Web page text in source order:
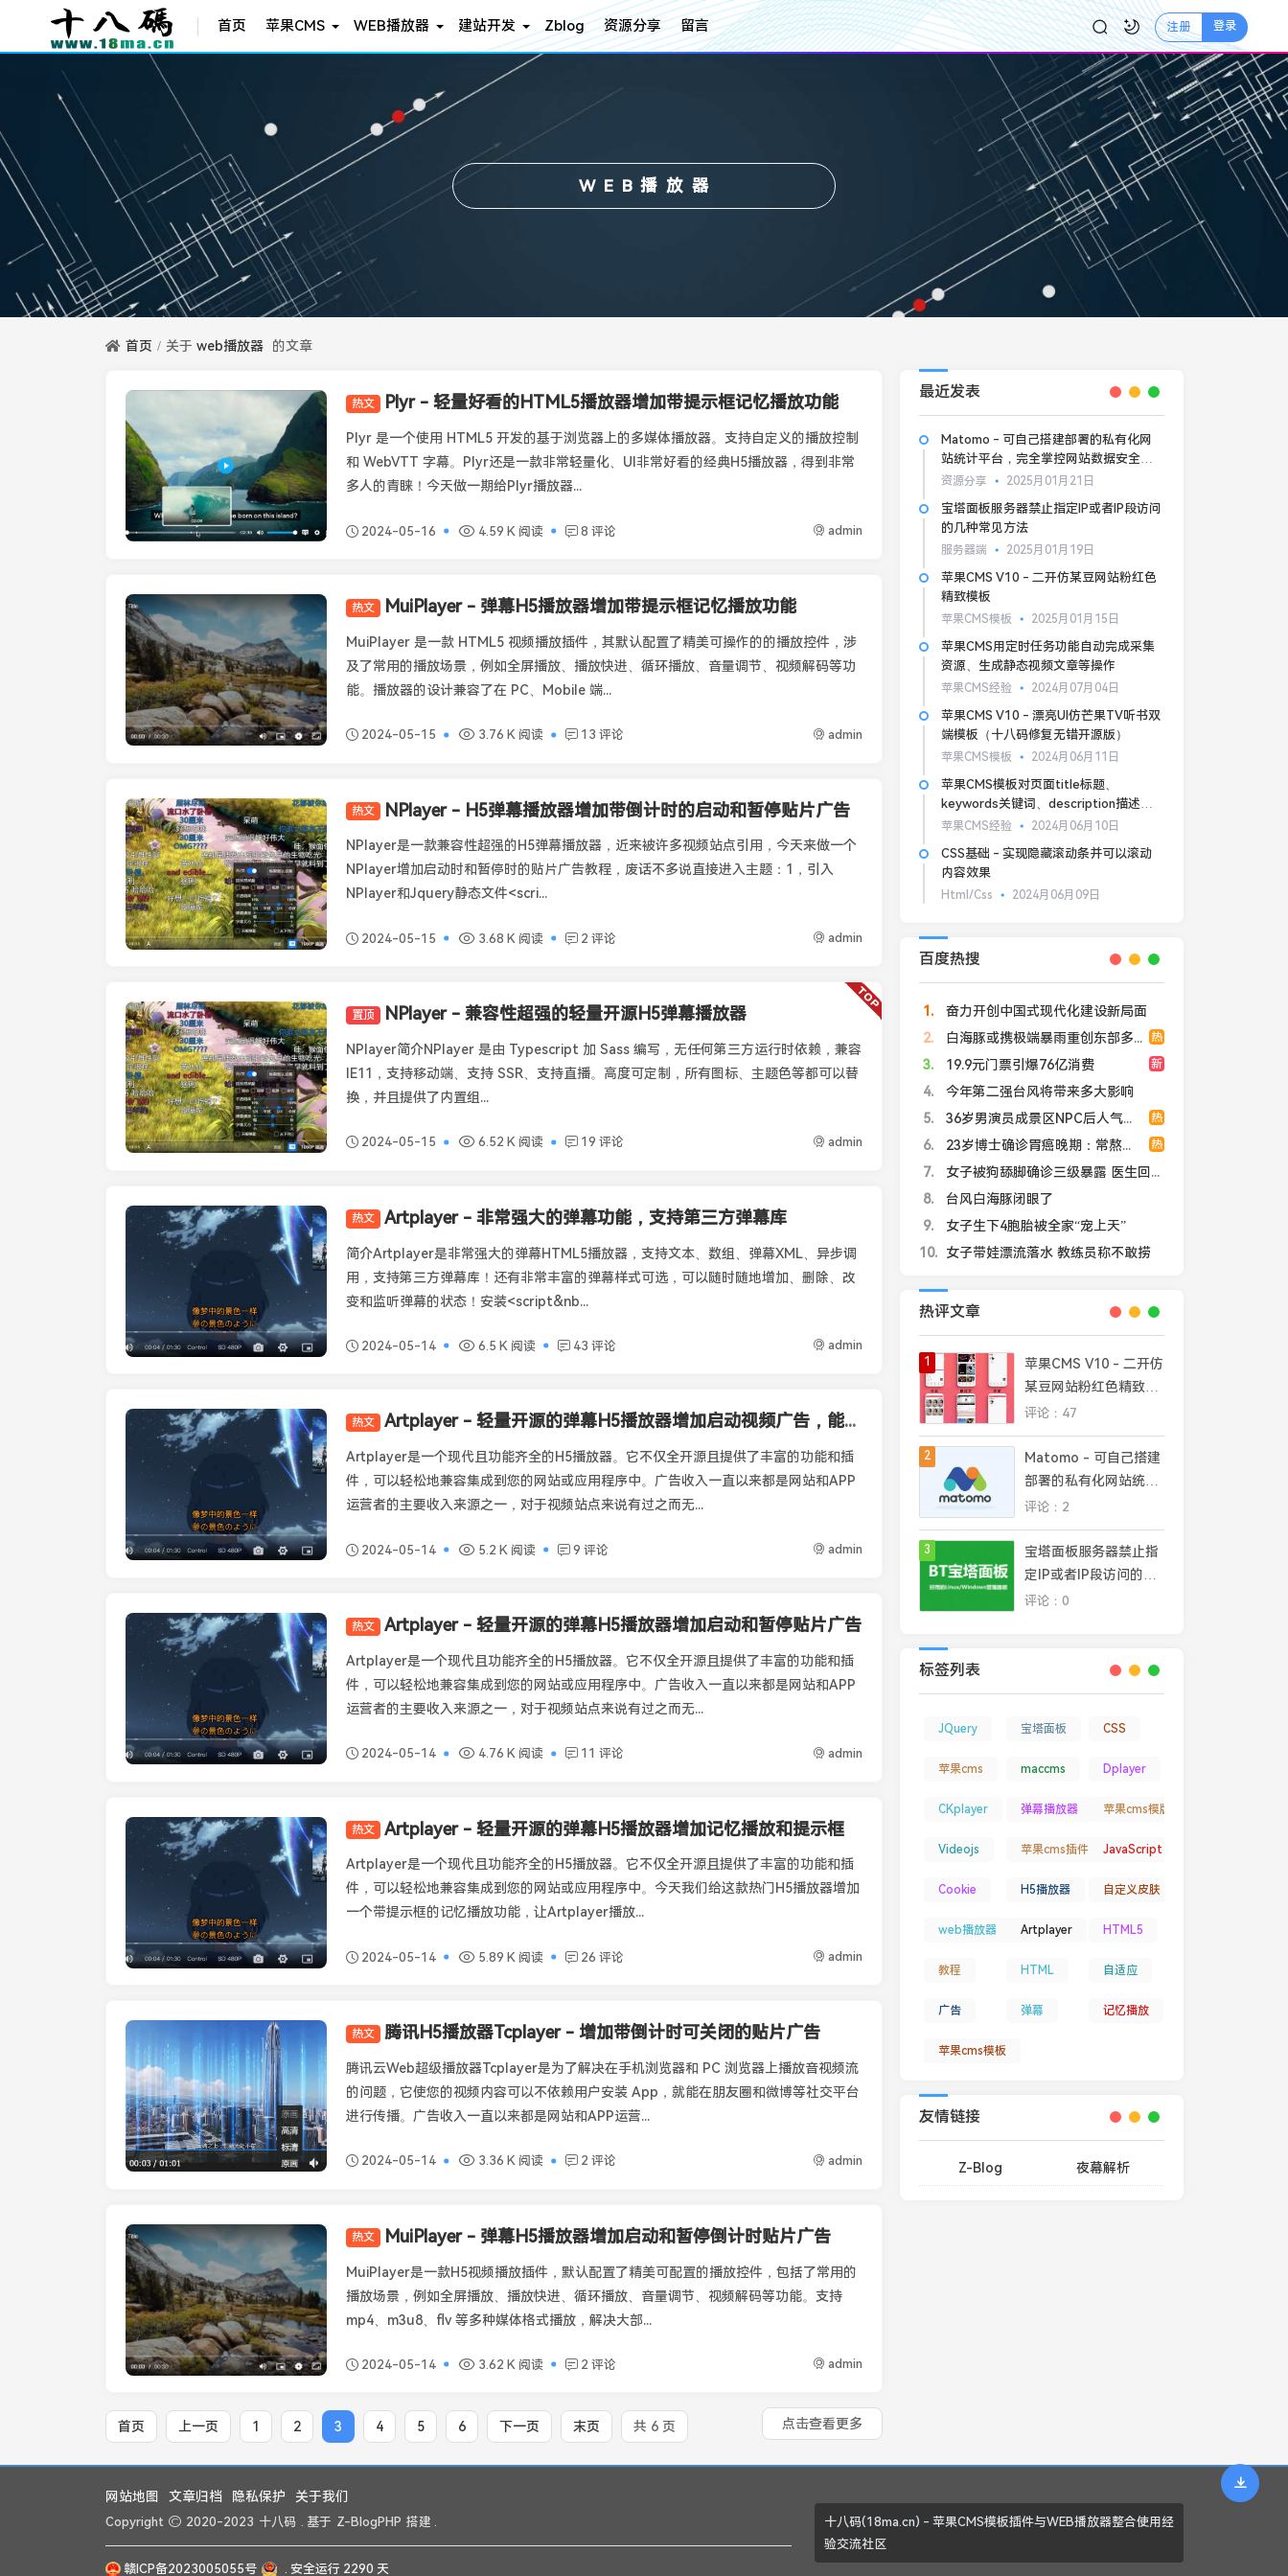
首页 苹果CMS WEB播放器 建站开发 Zblog 资源分享 留言 注册 登录
WEB播放器
首页 关于 web播放器 的文章
Plyr热文 Plyr - 轻量好看的HTML5播放器增加带提示框记忆播放功能
Plyr 是一个使用 HTML5 开发的基于浏览器上的多媒体播放器。支持自定义的播放控制
和 WebVTT 字幕。Plyr还是一款非常轻量化、UI非常好看的经典H5播放器，得到非常
多人的青睐！今天做一期给Plyr播放器...
2024-05-16 4.59 K 阅读 8 评论 admin
Muiplayer
热文 MuiPlayer - 弹幕H5播放器增加带提示框记忆播放功能
MuiPlayer 是一款 HTML5 视频播放插件，其默认配置了精美可操作的的播放控件，涉
及了常用的播放场景，例如全屏播放、播放快进、循环播放、音量调节、视频解码等功
能。播放器的设计兼容了在 PC、Mobile 端...
2024-05-15 3.76 K 阅读 13 评论 admin
其它播放器
热文 NPlayer - H5弹幕播放器增加带倒计时的启动和暂停贴片广告
NPlayer是一款兼容性超强的H5弹幕播放器，近来被许多视频站点引用，今天来做一个
NPlayer增加启动时和暂停时的贴片广告教程，废话不多说直接进入主题：1，引入
NPlayer和Jquery静态文件<scri...
2024-05-15 3.68 K 阅读 2 评论 admin
其它播放器
置顶 NPlayer - 兼容性超强的轻量开源H5弹幕播放器
NPlayer简介NPlayer 是由 Typescript 加 Sass 编写，无任何第三方运行时依赖，兼容
IE11，支持移动端、支持 SSR、支持直播。高度可定制，所有图标、主题色等都可以替
换，并且提供了内置组...
2024-05-15 6.52 K 阅读 19 评论 admin
Artplayer
热文 Artplayer - 非常强大的弹幕功能，支持第三方弹幕库
简介Artplayer是非常强大的弹幕HTML5播放器，支持文本、数组、弹幕XML、异步调
用，支持第三方弹幕库！还有非常丰富的弹幕样式可选，可以随时随地增加、删除、改
变和监听弹幕的状态！安装<script&nb...
2024-05-14 6.5 K 阅读 43 评论 admin
Artplayer
热文 Artplayer - 轻量开源的弹幕H5播放器增加启动视频广告，能关闭可全屏
Artplayer是一个现代且功能齐全的H5播放器。它不仅全开源且提供了丰富的功能和插
件，可以轻松地兼容集成到您的网站或应用程序中。广告收入一直以来都是网站和APP
运营者的主要收入来源之一，对于视频站点来说有过之而无...
2024-05-14 5.2 K 阅读 9 评论 admin
Artplayer
热文 Artplayer - 轻量开源的弹幕H5播放器增加启动和暂停贴片广告
Artplayer是一个现代且功能齐全的H5播放器。它不仅全开源且提供了丰富的功能和插
件，可以轻松地兼容集成到您的网站或应用程序中。广告收入一直以来都是网站和APP
运营者的主要收入来源之一，对于视频站点来说有过之而无...
2024-05-14 4.76 K 阅读 11 评论 admin
Artplayer
热文 Artplayer - 轻量开源的弹幕H5播放器增加记忆播放和提示框
Artplayer是一个现代且功能齐全的H5播放器。它不仅全开源且提供了丰富的功能和插
件，可以轻松地兼容集成到您的网站或应用程序中。今天我们给这款热门H5播放器增加
一个带提示框的记忆播放功能，让Artplayer播放...
2024-05-14 5.89 K 阅读 26 评论 admin
Tcplayer
热文 腾讯H5播放器Tcplayer - 增加带倒计时可关闭的贴片广告
腾讯云Web超级播放器Tcplayer是为了解决在手机浏览器和 PC 浏览器上播放音视频流
的问题，它使您的视频内容可以不依赖用户安装 App，就能在朋友圈和微博等社交平台
进行传播。广告收入一直以来都是网站和APP运营...
2024-05-14 3.36 K 阅读 2 评论 admin
Muiplayer
热文 MuiPlayer - 弹幕H5播放器增加启动和暂停倒计时贴片广告
MuiPlayer是一款H5视频播放插件，默认配置了精美可配置的播放控件，包括了常用的
播放场景，例如全屏播放、播放快进、循环播放、音量调节、视频解码等功能。支持
mp4、m3u8、flv 等多种媒体格式播放，解决大部...
2024-05-14 3.62 K 阅读 2 评论 admin
首页 上一页 1 2 3 4 5 6 下一页 末页 共 6 页 点击查看更多
最近发表
Matomo - 可自己搭建部署的私有化网
站统计平台，完全掌控网站数据安全和
隐私
资源分享 2025月01月21日
宝塔面板服务器禁止指定IP或者IP段访问
的几种常见方法
服务器端 2025月01月19日
苹果CMS V10 - 二开仿某豆网站粉红色
精致模板
苹果CMS模板 2025月01月15日
苹果CMS用定时任务功能自动完成采集
资源、生成静态视频文章等操作
苹果CMS经验 2024月07月04日
苹果CMS V10 - 漂亮UI仿芒果TV听书双
端模板（十八码修复无错开源版）
苹果CMS模板 2024月06月11日
苹果CMS模板对页面title标题、
keywords关键词、description描述的
基本SEO优化
苹果CMS经验 2024月06月10日
CSS基础 - 实现隐藏滚动条并可以滚动
内容效果
Html/Css 2024月06月09日
百度热搜
1
奋力开创中国式现代化建设新局面
2
热
白海豚或携极端暴雨重创东部多省市
3
新
19.9元门票引爆76亿消费
4
今年第二强台风将带来多大影响
5
热
36岁男演员成景区NPC后人气爆棚
6
热
23岁博士确诊胃癌晚期：常熬夜压力大
7
女子被狗舔脚确诊三级暴露 医生回应
8
台风白海豚闭眼了
9
女子生下4胞胎被全家“宠上天”
10
女子带娃漂流落水 教练员称不敢捞
热评文章
1
苹果CMS V10 - 二开仿
某豆网站粉红色精致模
板
评论：47
2
Matomo - 可自己搭建
部署的私有化网站统计
平台，完全掌控网站数
据安全和隐私
评论：2
3
宝塔面板服务器禁止指
定IP或者IP段访问的几
种常见方法
评论：0
标签列表
JQuery 宝塔面板 CSS
苹果cms maccms Dplayer
CKplayer 弹幕播放器 苹果cms模版
Videojs 苹果cms插件 JavaScript
Cookie H5播放器 自定义皮肤
web播放器 Artplayer HTML5
教程 HTML 自适应
广告 弹幕 记忆播放
苹果cms模板
友情链接
Z-Blog 夜幕解析
网站地图 文章归档 隐私保护 关于我们
Copyright 2020-2023 十八码 . 基于 Z-BlogPHP 搭建 .
十八码(18ma.cn) - 苹果CMS模板插件与WEB播放器整合使用经
验交流社区
赣ICP备2023005055号
. 安全运行 2290 天